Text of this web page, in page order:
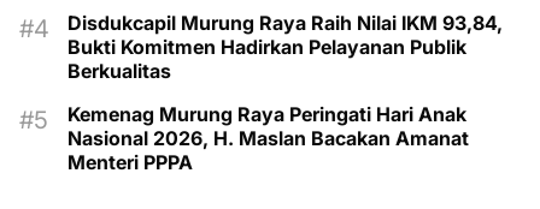
Disdukcapil Murung Raya Raih Nilai IKM 93,84,
Bukti Komitmen Hadirkan Pelayanan Publik
Berkualitas
Kemenag Murung Raya Peringati Hari Anak
Nasional 2026, H. Maslan Bacakan Amanat
Menteri PPPA